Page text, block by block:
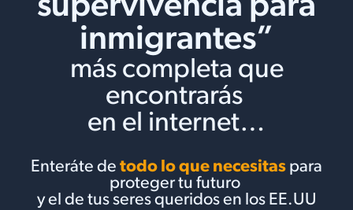
supervivencia para
inmigrantes”
más completa que
encontrarás
en el internet…
Enteráte de todo lo que necesitas para
proteger tu futuro
y el de tus seres queridos en los EE.UU